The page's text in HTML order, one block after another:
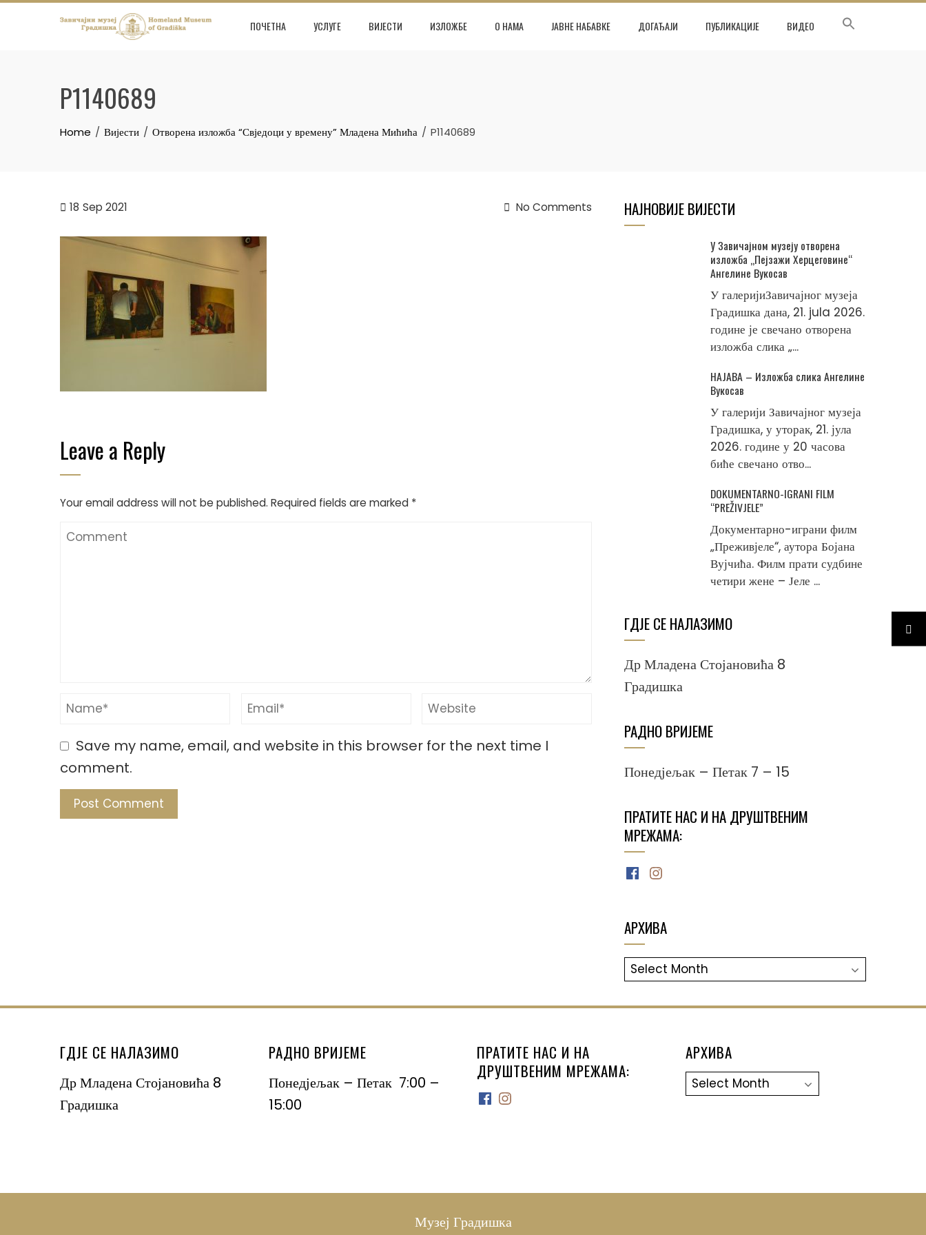
Skip
ПОЧЕТНА УСЛУГЕ ВИЈЕСТИ ИЗЛОЖБЕ О НАМА ЈАВНЕ НАБАВКЕ ДОГАЂАЈИ ПУБЛИКАЦИЈЕ ВИДЕО
P1140689
Home Вијести Отворена изложба “Свједоци у времену” Младена Мићића P1140689
18 Sep 2021 No Comments
Leave a Reply
Your email address will not be published. Required fields are marked *
Save my name, email, and website in this browser for the next time I
comment.
НАЈНОВИЈЕ ВИЈЕСТИ
У Завичајном музеју отворена
изложба „Пејзажи Херцеговине“
Ангелине Вукосав
У галеријиЗавичајног музеја
Градишка дана, 21. jula 2026.
године је свечано отворена
изложба слика „...
НАЈАВА – Изложба слика Ангелине
Вукосав
У галерији Завичајног музеја
Градишка, у уторак, 21. јула
2026. године у 20 часова
биће свечано отво...
DOKUMENTARNO-IGRANI FILM
“PREŽIVJELE”
Документарно-играни филм
„Преживјеле“, аутора Бојана
Вујчића. Филм прати судбине
четири жене – Јеле ...
ГДЈЕ СЕ НАЛАЗИМО
Др Младена Стојановића 8
Градишка
РАДНО ВРИЈЕМЕ
Понедјељак – Петак 7 – 15
ПРАТИТЕ НАС И НА ДРУШТВЕНИМ
МРЕЖАМА:
Facebook
Instagram
АРХИВА
АРХИВА
ГДЈЕ СЕ НАЛАЗИМО
Др Младена Стојановића 8
Градишка
РАДНО ВРИЈЕМЕ
Понедјељак – Петак 7:00 –
15:00
ПРАТИТЕ НАС И НА
ДРУШТВЕНИМ МРЕЖАМА:
Facebook
Instagram
АРХИВА
Архива
Музеј Градишка